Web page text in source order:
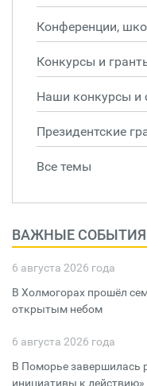
Конференции,
Конкурсы и
Наши конкурсы и
Президентские
Все темы
ВАЖНЫЕ СОБЫТИЯ
6 августа 2026 года
В Холмогорах прошёл
открытым небом
6 августа 2026 года
В Поморье завершилась
инициативы к действию»